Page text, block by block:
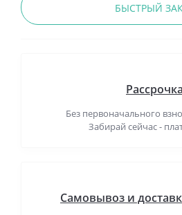
БЫСТРЫЙ
Рассрочка
Без первоначального
Забирай сейчас -
Самовывоз и